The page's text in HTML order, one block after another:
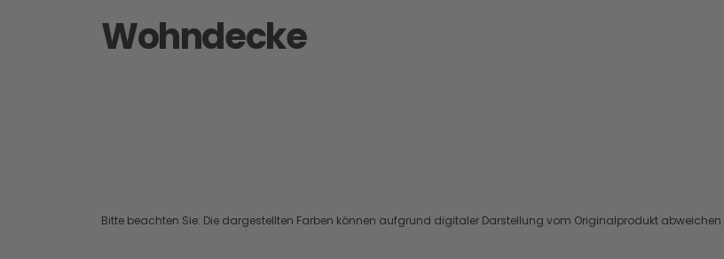
Wohndecke
Bitte beachten Sie: Die dargestellten Farben können aufgrund digitaler Darstellung vom Originalprodukt abweichen.